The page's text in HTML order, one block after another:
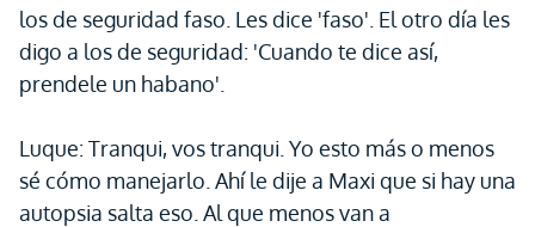
los de seguridad faso. Les dice 'faso'. El otro día les
digo a los de seguridad: 'Cuando te dice así,
prendele un habano'.
Luque: Tranqui, vos tranqui. Yo esto más o menos
sé cómo manejarlo. Ahí le dije a Maxi que si hay una
autopsia salta eso. Al que menos van a